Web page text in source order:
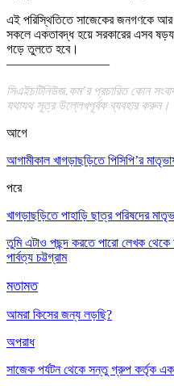
এই পরিস্থিতিতে সাজেকের জনগণকে
সকলে একতাবদ্ধ হয়ে সরকারের এসব
গড়ে তুলতে হবে।
————————
সিএইচটিনিউজ.কম’র প্রচারিত কোন
যথাযথ সূত্র উল্লেখপূর্বক ব্যবহার করুন।
আগে
আগামীকাল খাগড়াছড়িতে পিসিপি’র
পরে
খাগড়াছড়িতে পাহাড়ি ছাত্র পরিষদের
তুমি এটাও পছন্দ করতে পারো লেখক
পার্বত্য চট্টগ্রাম
মতামত
আমরা কিসের জন্য লড়ছি?
অপরাধ
সাজেক পর্যটন থেকে সন্তু গ্রুপ কর্তৃক